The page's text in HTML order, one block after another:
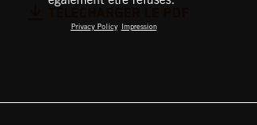
Privacy Policy Impression